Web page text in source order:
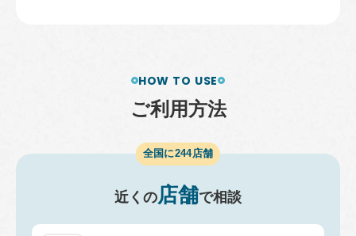
HOW TO USE
ご利 用方法
全国に244店舗
近くの店舗で相談